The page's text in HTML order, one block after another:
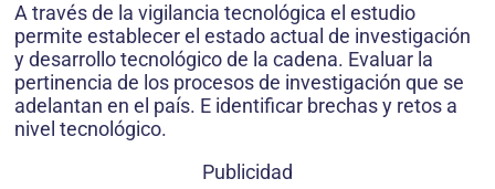
A través de la vigilancia tecnológica el estudio
permite establecer el estado actual de investigación
y desarrollo tecnológico de la cadena. Evaluar la
pertinencia de los procesos de investigación que se
adelantan en el país. E identificar brechas y retos a
nivel tecnológico.
Publicidad